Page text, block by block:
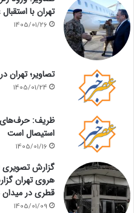
تهران با
1405/01/26
تصاویر؛
1405/01/24
ظریف: حرف‌های
استیصال است
1405/01/16
گزارش تصویری
هروی تهران
قطری در میدان
1405/01/09